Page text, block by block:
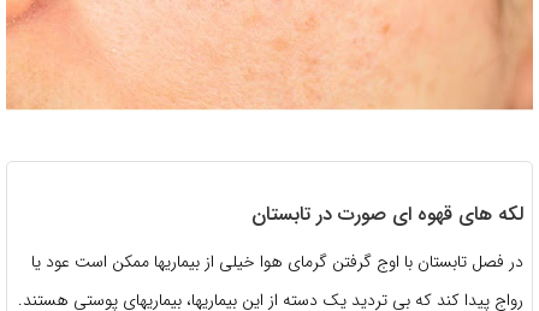
لکه های قهوه ای صورت در تابستان
در فصل تابستان با اوج گرفتن گرمای هوا خیلی از بیماریها ممکن است عود یا
رواج پیدا کند که بی تردید یک دسته از این بیماریها، بیماریهای پوستی هستند.